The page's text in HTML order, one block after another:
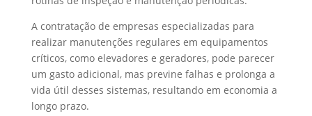
A contratação de empresas especializadas para
realizar manutenções regulares em equipamentos
críticos, como elevadores e geradores, pode parecer
um gasto adicional, mas previne falhas e prolonga a
vida útil desses sistemas, resultando em economia a
longo prazo.